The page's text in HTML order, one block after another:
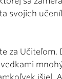
svojich
za Učiteľom.